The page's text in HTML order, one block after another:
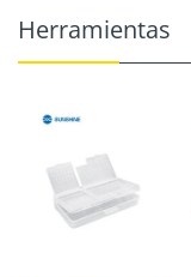
Herramientas